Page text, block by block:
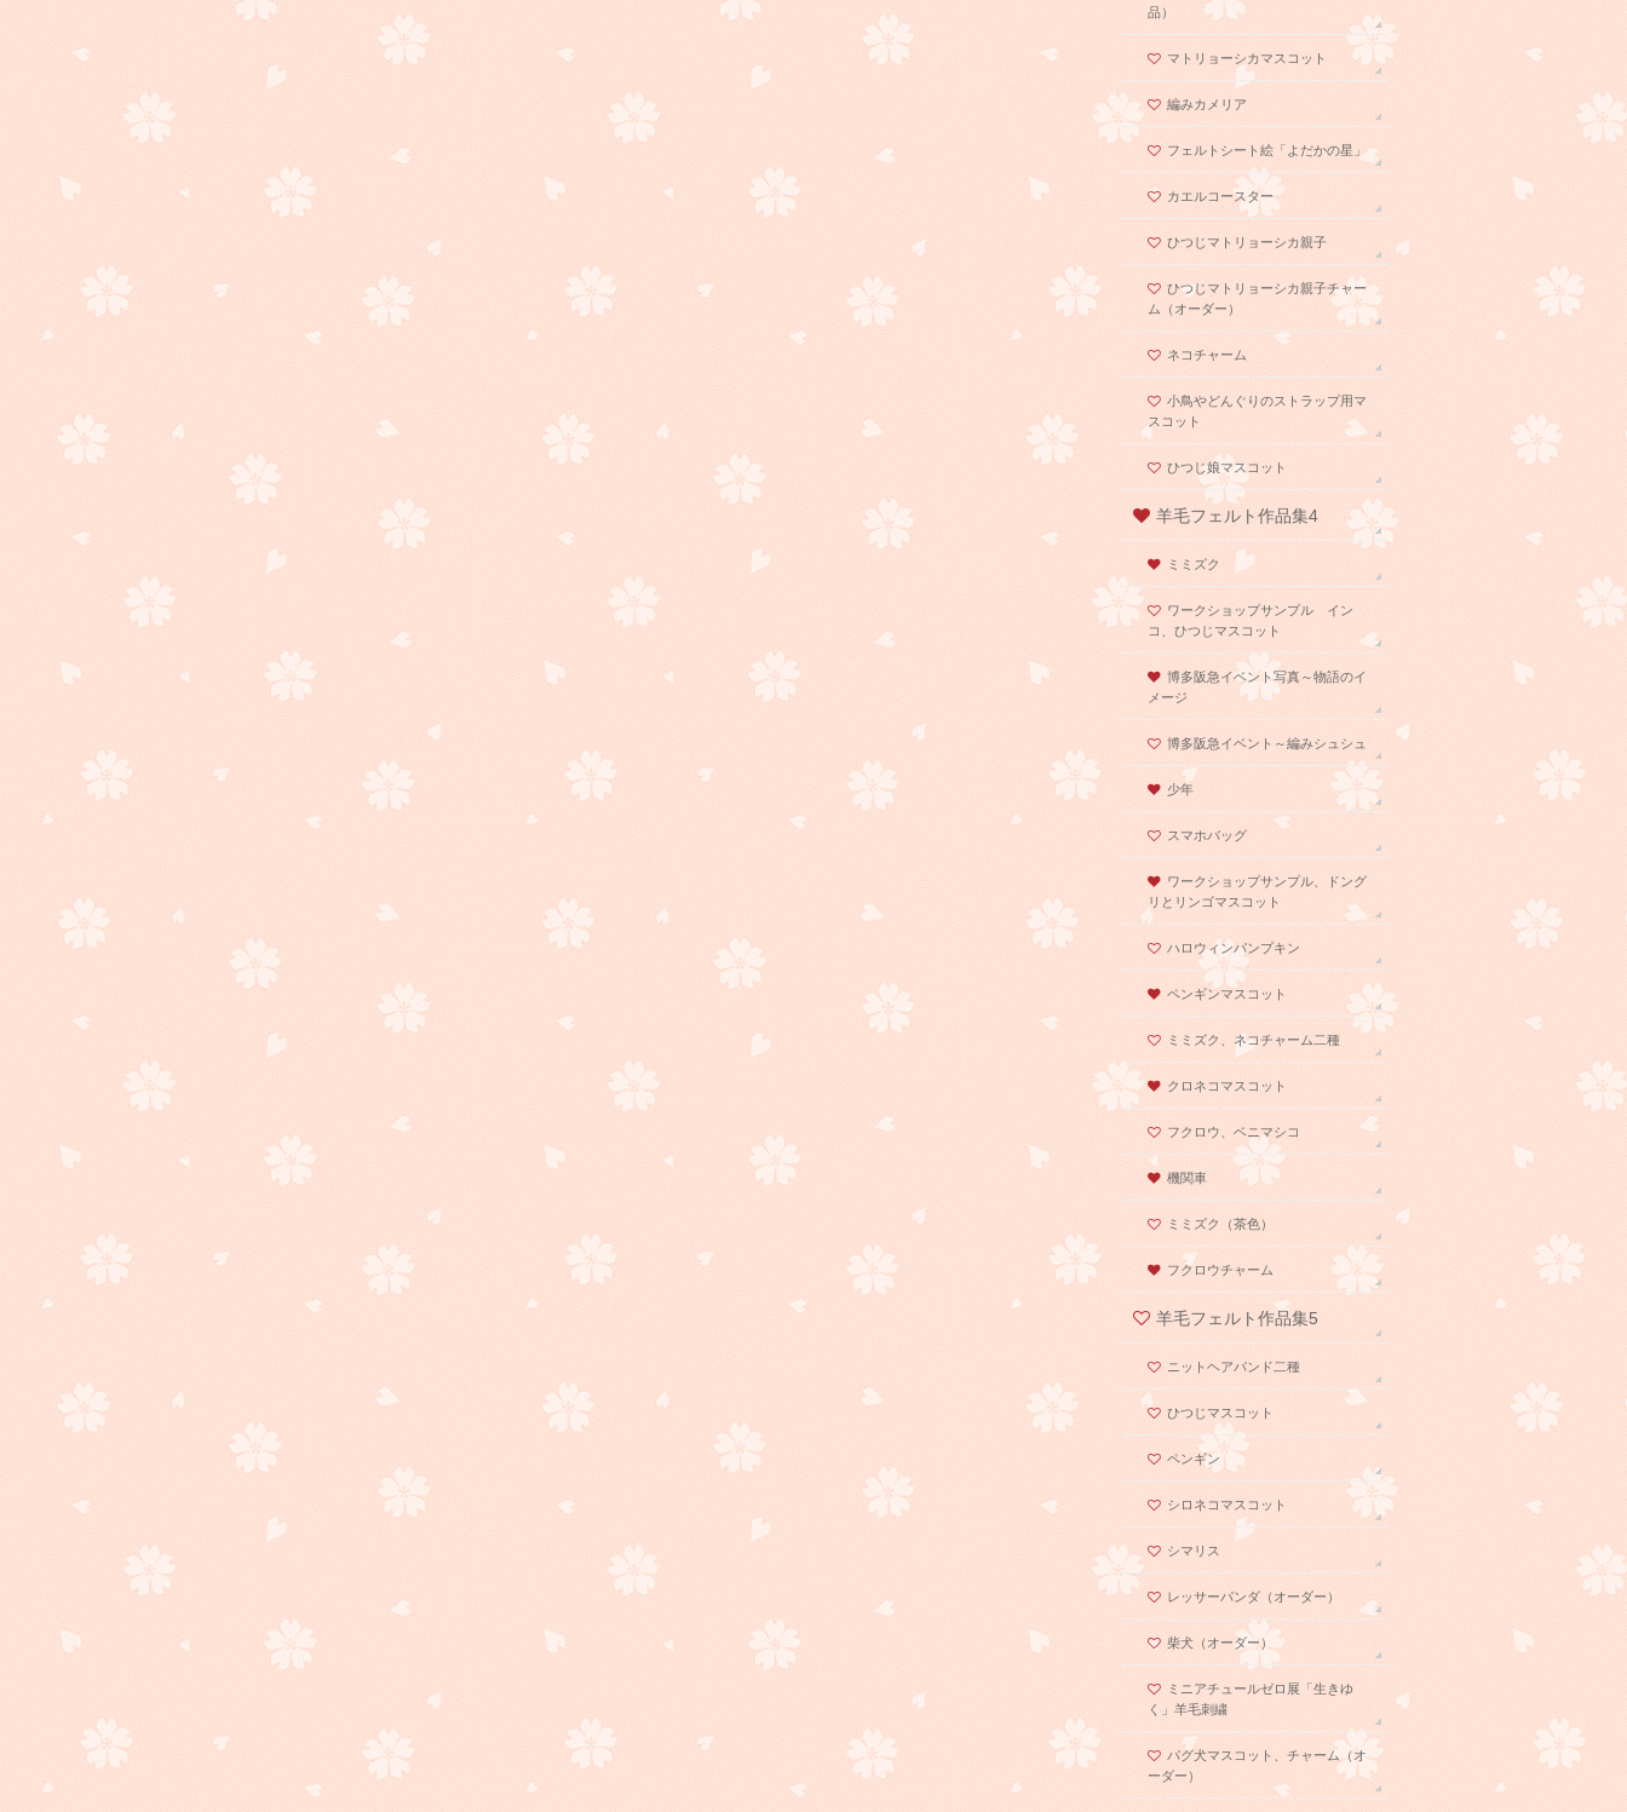
品）
マトリョーシカマスコット
編みカメリア
フェルトシート絵「よだかの星」
カエルコースター
ひつじマトリョーシカ親子
ひつじマトリョーシカ親子チャー
ム（オーダー）
ネコチャーム
小鳥やどんぐりのストラップ用マ
スコット
ひつじ娘マスコット
羊毛フェルト作品集4
ミミズク
ワークショップサンプル イン
コ、ひつじマスコット
博多阪急イベント写真～物語のイ
メージ
博多阪急イベント～編みシュシュ
少年
スマホバッグ
ワークショップサンプル、ドング
リとリンゴマスコット
ハロウィンパンプキン
ペンギンマスコット
ミミズク、ネコチャーム二種
クロネコマスコット
フクロウ、ベニマシコ
機関車
ミミズク（茶色）
フクロウチャーム
羊毛フェルト作品集5
ニットヘアバンド二種
ひつじマスコット
ペンギン
シロネコマスコット
シマリス
レッサーパンダ（オーダー）
柴犬（オーダー）
ミニアチュールゼロ展「生きゆ
く」羊毛刺繍
パグ犬マスコット、チャーム（オ
ーダー）